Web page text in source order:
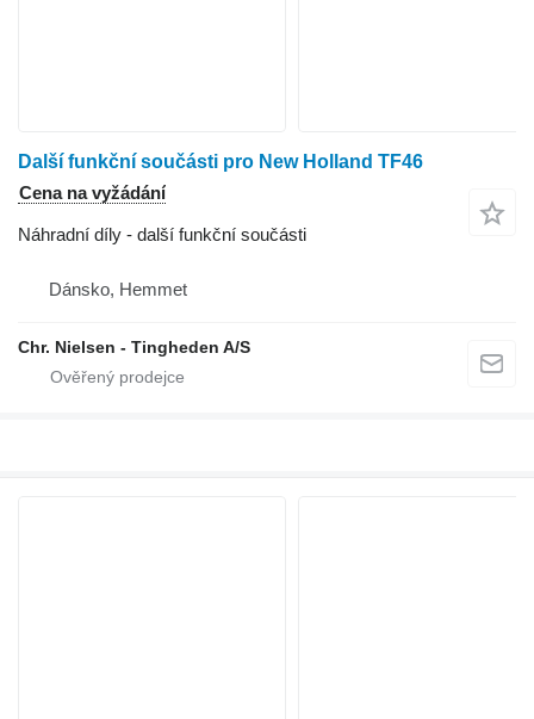
Další funkční součásti pro New Holland TF46
Cena na vyžádání
Náhradní díly - další funkční součásti
Dánsko, Hemmet
Chr. Nielsen - Tingheden A/S